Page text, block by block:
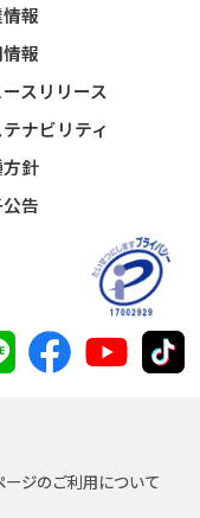
報
報
スリリース
ナビリティ
針
告
ージのご利用について